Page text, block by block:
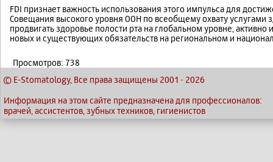
FDI признает важность использования этого импульса для
Совещания высокого уровня ООН по всеобщему охвату услугами
продвигать здоровье полости рта на глобальном уровне,
новых и существующих обязательств на региональном и
Просмотров: 738
© E-Stomatology, Все права защищены 2001 - 2026
Информация на этом сайте предназначена для профессионалов:
врачей, ассистентов, зубных техников, гигиенистов